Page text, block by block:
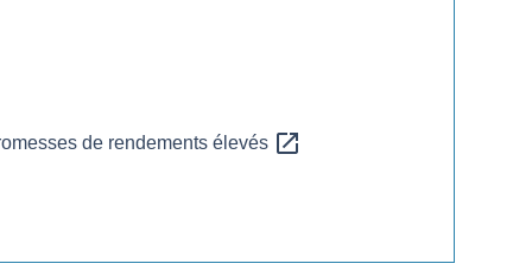
de rendements élevés open_in_new